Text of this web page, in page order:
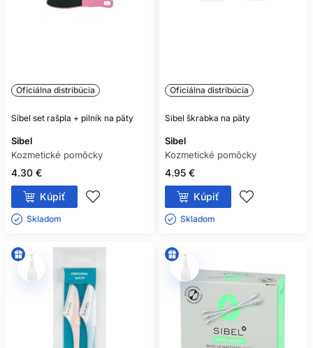
Oficiálna distribúcia
Sibel set rašpla + pilník na päty
Sibel
Kozmetické pomôcky
4.30 €
Kúpiť
Skladom ㅤ
Oficiálna distribúcia
Sibel škrabka na päty
Sibel
Kozmetické pomôcky
4.95 €
Kúpiť
Skladom ㅤ